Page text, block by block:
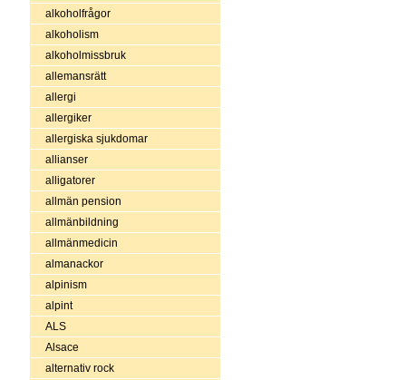
alkoholfrågor
alkoholism
alkoholmissbruk
allemansrätt
allergi
allergiker
allergiska sjukdomar
allianser
alligatorer
allmän pension
allmänbildning
allmänmedicin
almanackor
alpinism
alpint
ALS
Alsace
alternativ rock